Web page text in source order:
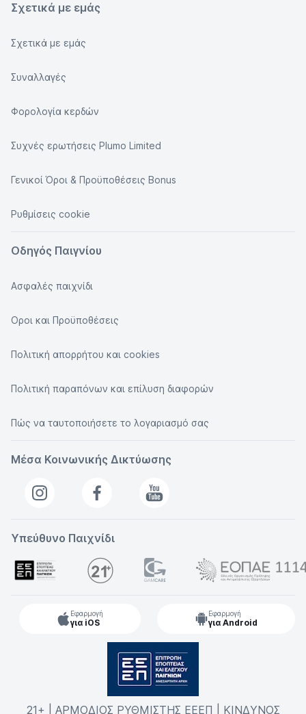
Σχετικά με εμάς
Σχετικά με εμάς
Συναλλαγές
Φορολογία κερδών
Συχνές ερωτήσεις Plumo Limited
Γενικοί Όροι & Προϋποθέσεις Bonus
Ρυθμίσεις cookie
Οδηγός Παιγνίου
Ασφαλές παιχνίδι
Οροι και Προϋποθέσεις
Πολιτική απορρήτου και cookies
Πολιτική παραπόνων και επίλυση διαφορών
Πώς να ταυτοποιήσετε το λογαριασμό σας
Μέσα Κοινωνικής Δικτύωσης
Υπεύθυνο Παιχνίδι
Εφαρμογή
για iOS
Εφαρμογή
για Android
21+ | ΑΡΜΟΔΙΟΣ ΡΥΘΜΙΣΤΗΣ ΕΕΕΠ | ΚΙΝΔΥΝΟΣ